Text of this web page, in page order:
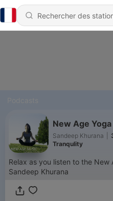
New Age
Sandeep Khurana
Tranqulity
Relax as you listen to the
Sandeep Khurana